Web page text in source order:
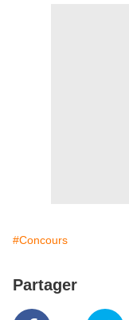
#Concours
Partager